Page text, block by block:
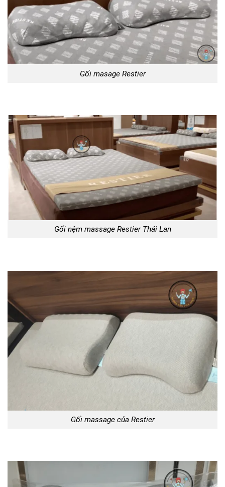
Gối masage Restier
Gối nệm massage Restier Thái Lan
Gối massage của Restier